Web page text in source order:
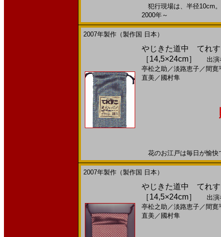
犯行現場は、半径10cm
2000年～
2007年製作（製作国 日本）
やじきた道中 てれす
［14,5×24cm］
出演
亭松之助 ／淡路恵子／ 間寛
直美／ 國村隼
花のお江戸は毎日が愉
2007年製作（製作国 日本）
やじきた道中 てれす
［14,5×24cm］
出演
亭松之助 ／淡路恵子／ 間寛
直美／ 國村隼